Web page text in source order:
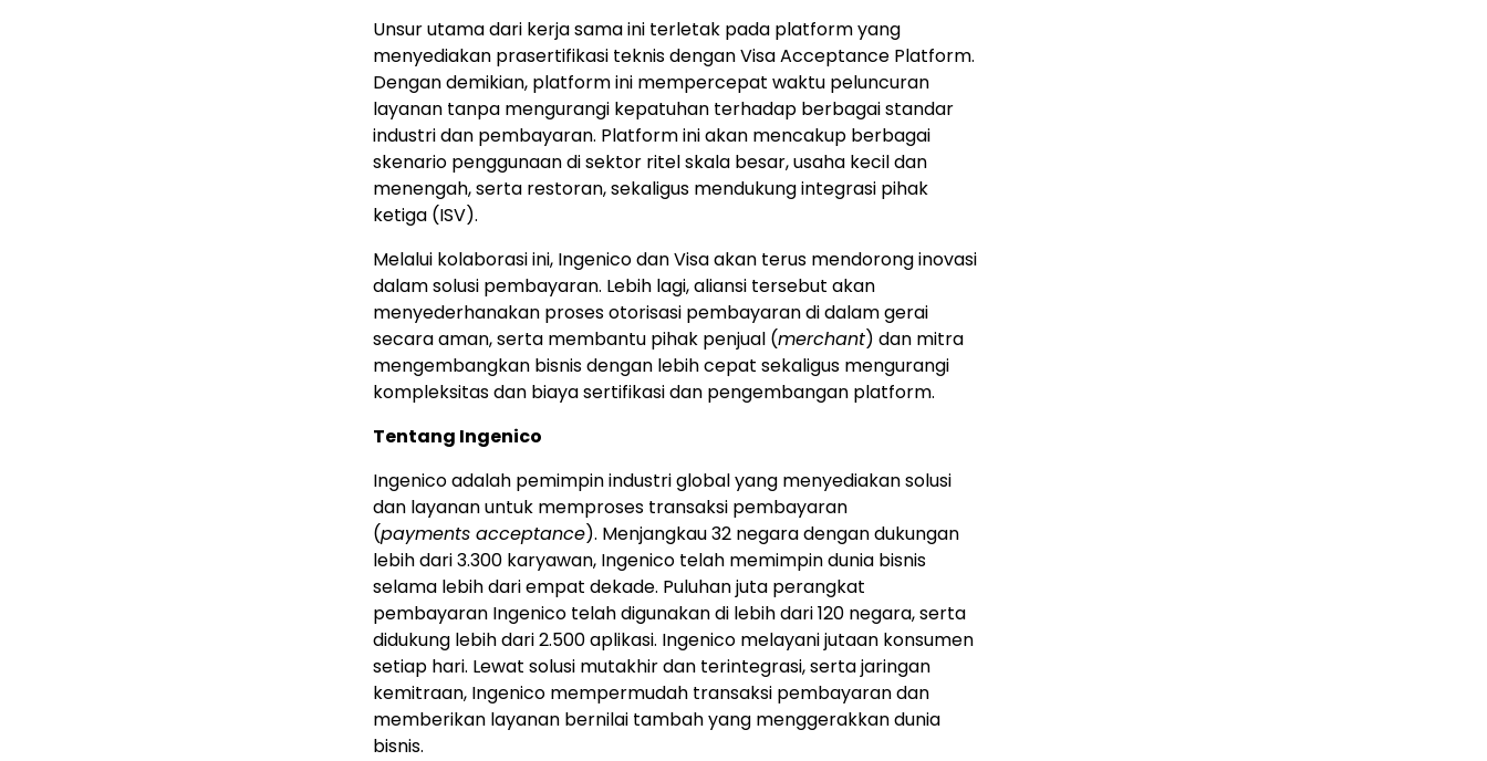
Unsur utama dari kerja sama ini terletak pada platform yang
menyediakan prasertifikasi teknis dengan Visa Acceptance Platform.
Dengan demikian, platform ini mempercepat waktu peluncuran
layanan tanpa mengurangi kepatuhan terhadap berbagai standar
industri dan pembayaran. Platform ini akan mencakup berbagai
skenario penggunaan di sektor ritel skala besar, usaha kecil dan
menengah, serta restoran, sekaligus mendukung integrasi pihak
ketiga (ISV).
Melalui kolaborasi ini, Ingenico dan Visa akan terus mendorong inovasi
dalam solusi pembayaran. Lebih lagi, aliansi tersebut akan
menyederhanakan proses otorisasi pembayaran di dalam gerai
secara aman, serta membantu pihak penjual (merchant) dan mitra
mengembangkan bisnis dengan lebih cepat sekaligus mengurangi
kompleksitas dan biaya sertifikasi dan pengembangan platform.
Tentang Ingenico
Ingenico adalah pemimpin industri global yang menyediakan solusi
dan layanan untuk memproses transaksi pembayaran
(payments acceptance). Menjangkau 32 negara dengan dukungan
lebih dari 3.300 karyawan, Ingenico telah memimpin dunia bisnis
selama lebih dari empat dekade. Puluhan juta perangkat
pembayaran Ingenico telah digunakan di lebih dari 120 negara, serta
didukung lebih dari 2.500 aplikasi. Ingenico melayani jutaan konsumen
setiap hari. Lewat solusi mutakhir dan terintegrasi, serta jaringan
kemitraan, Ingenico mempermudah transaksi pembayaran dan
memberikan layanan bernilai tambah yang menggerakkan dunia
bisnis.